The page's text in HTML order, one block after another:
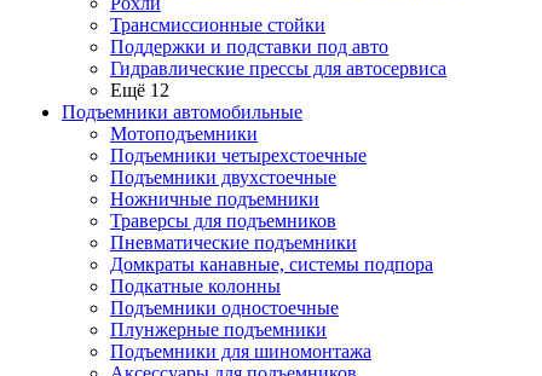
Трансмиссионные стойки
Поддержки и подставки под авто
Гидравлические прессы для автосервиса
Ещё 12
Подъемники автомобильные
Мотоподъемники
Подъемники четырехстоечные
Подъемники двухстоечные
Ножничные подъемники
Траверсы для подъемников
Пневматические подъемники
Домкраты канавные, системы подпора
Подкатные колонны
Подъемники одностоечные
Плунжерные подъемники
Подъемники для шиномонтажа